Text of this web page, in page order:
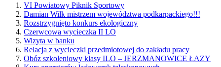
VI Powiatowy Piknik Sportowy
Damian Wilk mistrzem województwa podkarpackiego!!!
Rozstrzygnięto konkurs ekologiczny
Czerwcowa wycieczka II LO
Wizyta w banku
Relacja z wycieczki przedmiotowej do zakładu pracy
Obóz szkoleniowy klasy ILO – JERZMANOWICE ŁAZY